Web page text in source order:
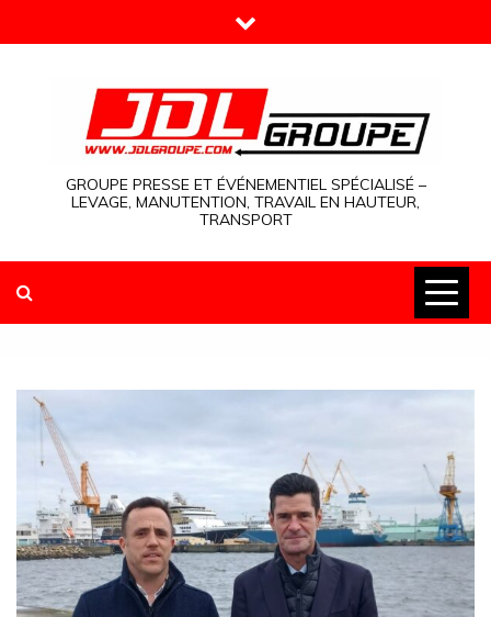
to
GROUPE PRESSE ET ÉVÉNEMENTIEL SPÉCIALISÉ –
LEVAGE, MANUTENTION, TRAVAIL EN HAUTEUR,
TRANSPORT